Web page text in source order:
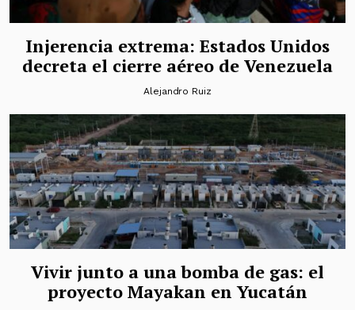
Injerencia extrema: Estados Unidos
decreta el cierre aéreo de Venezuela
Alejandro Ruiz
Vivir junto a una bomba de gas: el
proyecto Mayakan en Yucatán